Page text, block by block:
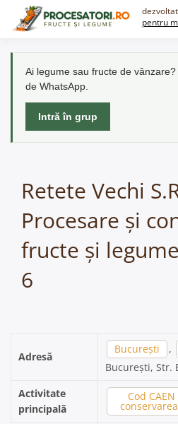
pentru
Ai legume sau fructe de
de WhatsApp.
Intră în grup
Retete Vechi
Procesare și
fructe și
6
Adresă
București ,
București, Str.
Activitate
principală
Cod